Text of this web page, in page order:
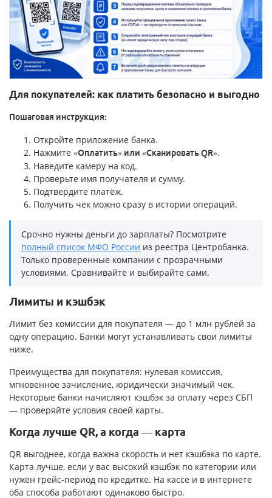
Для покупателей: как платить безопасно и выгодно
Пошаговая инструкция:
Откройте приложение банка.
Нажмите «Оплатить» или «Сканировать QR».
Наведите камеру на код.
Проверьте имя получателя и сумму.
Подтвердите платёж.
Получить чек можно сразу в истории операций.
Срочно нужны деньги до зарплаты? Посмотрите
полный список МФО России из реестра Центробанка.
Только проверенные компании с прозрачными
условиями. Сравнивайте и выбирайте сами.
Лимиты и кэшбэк
Лимит без комиссии для покупателя — до 1 млн рублей за
одну операцию. Банки могут устанавливать свои лимиты
ниже.
Преимущества для покупателя: нулевая комиссия,
мгновенное зачисление, юридически значимый чек.
Некоторые банки начисляют кэшбэк за оплату через СБП
— проверяйте условия своей карты.
Когда лучше QR, а когда — карта
QR выгоднее, когда важна скорость и нет кэшбэка по карте.
Карта лучше, если у вас высокий кэшбэк по категории или
нужен грейс-период по кредитке. На кассе и в интернете
оба способа работают одинаково быстро.